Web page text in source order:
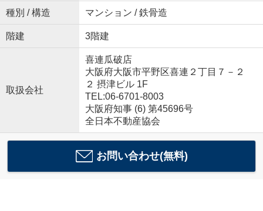
種別 / 構造 マンション / 鉄骨造
階建 3階建
取扱会社
喜連瓜破店
大阪府大阪市平野区喜連２丁目７－２
２ 摂津ビル 1F
TEL:06-6701-8003
大阪府知事 (6) 第45696号
全日本不動産協会
お問い合わせ(無料)